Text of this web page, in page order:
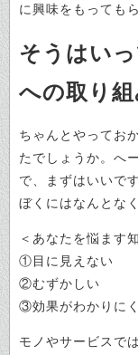
に興味をもっても
そうはい
への取り組
ちゃんとやってお
たでしょうか。へ
で、まずはいいで
ぼくにはなんとな
＜あなたを悩ます
①目に見えない
②むずかしい
③効果がわかりに
モノやサービスで